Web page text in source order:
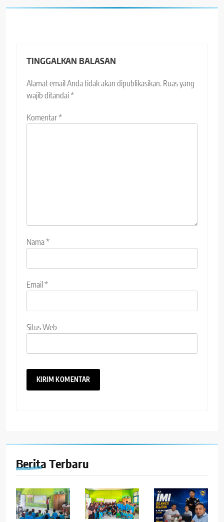
TINGGALKAN BALASAN
Alamat email Anda tidak akan dipublikasikan. Ruas yang
wajib ditandai*
Komentar*
Nama*
Email *
Situs Web
Berita Terbaru